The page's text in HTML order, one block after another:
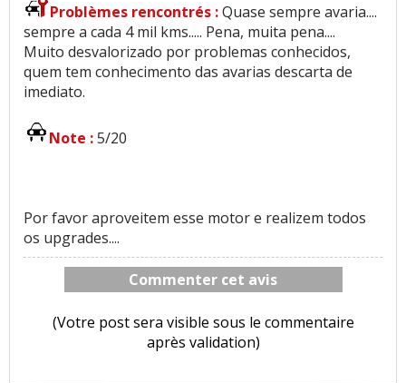
Problèmes rencontrés :Quase sempre avaria....
sempre a cada 4 mil kms..... Pena, muita pena....
Muito desvalorizado por problemas conhecidos,
quem tem conhecimento das avarias descarta de
imediato.
Note :5/20
Por favor aproveitem esse motor e realizem todos
os upgrades....
Commenter cet avis
(Votre post sera visible sous le commentaire
après validation)